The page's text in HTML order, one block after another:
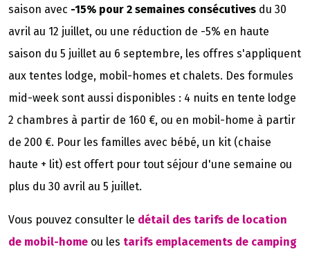
saison avec -15% pour 2 semaines consécutives du 30
avril au 12 juillet, ou une réduction de -5% en haute
saison du 5 juillet au 6 septembre, les offres s'appliquent
aux tentes lodge, mobil-homes et chalets. Des formules
mid-week sont aussi disponibles : 4 nuits en tente lodge
2 chambres à partir de 160 €, ou en mobil-home à partir
de 200 €. Pour les familles avec bébé, un kit (chaise
haute + lit) est offert pour tout séjour d'une semaine ou
plus du 30 avril au 5 juillet.
Vous pouvez consulter le détail des tarifs de location
de mobil-home ou les tarifs emplacements de camping